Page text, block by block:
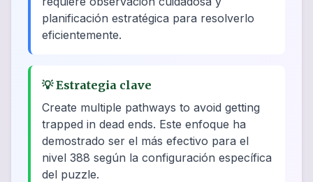
planificación estratégica para resolverlo
eficientemente.
💡Estrategia clave
Create multiple pathways to avoid getting
trapped in dead ends. Este enfoque ha
demostrado ser el más efectivo para el
nivel 388 según la configuración específica
del puzzle.